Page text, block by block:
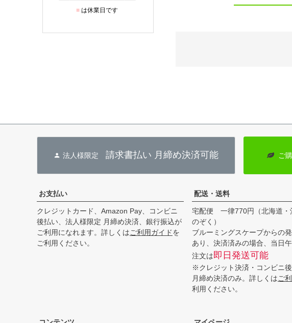
法人様限定請求書払い 月締め決済可能 ご
お支払い
クレジットカード、Amazon Pay、コンビニ
後払い、法人様限定 月締め決済、銀行振込が
ご利用になれます。詳しくはご利用ガイドを
ご利用ください。
配送・送料
宅配便 一律770円（北海道・
のぞく）
ブルーミングスケープからの
あり、決済済みの場合、当日
注文は即日発送可能
※クレジット決済・コンビニ
月締め決済のみ。詳しくはご
利用ください。